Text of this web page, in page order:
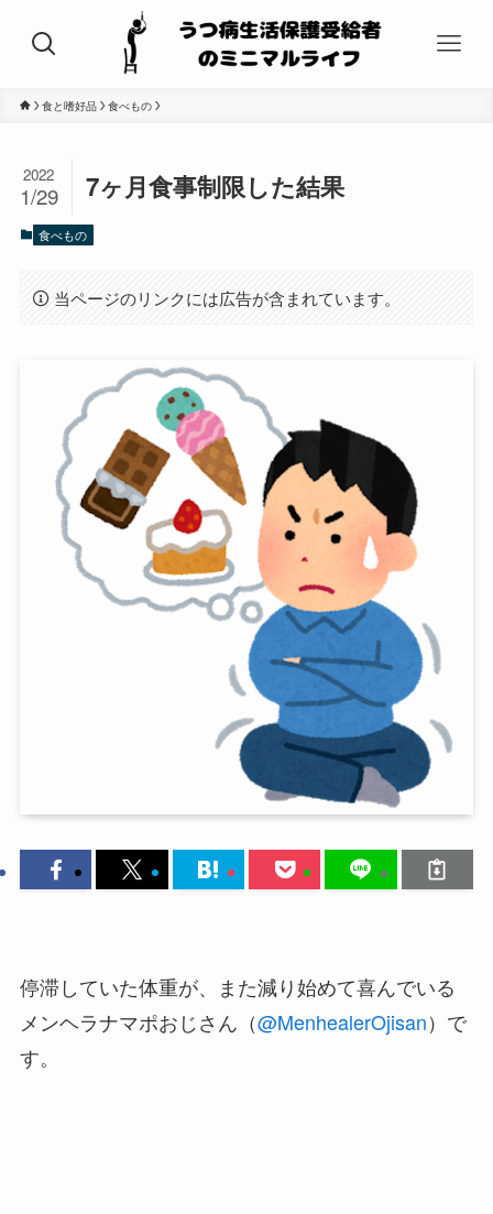
食と嗜好品 食べもの
7ヶ月食事制限した結果
2022
1/29
食べもの
当ページのリンクには広告が含まれています。
停滞していた体重が、また減り始めて喜んでいる
メンヘラナマポおじさん（@MenhealerOjisan）で
す。